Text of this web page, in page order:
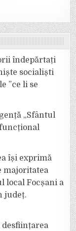
îndepărtați
socialiști
”ce li se
„Sfântul
își exprimă
majoritatea
local Focșani a
județ.
desființarea